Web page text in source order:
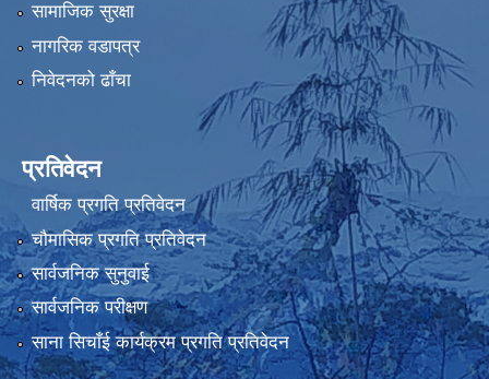
सामाजिक सुरक्षा
नागरिक वडापत्र
निवेदनको ढाँचा
प्रतिवेदन
वार्षिक प्रगति प्रतिवेदन
चौमासिक प्रगति प्रतिवेदन
सार्वजनिक सुनुवाई
सार्वजनिक परीक्षण
साना सिचाँई कार्यक्रम प्रगति प्रतिवेदन